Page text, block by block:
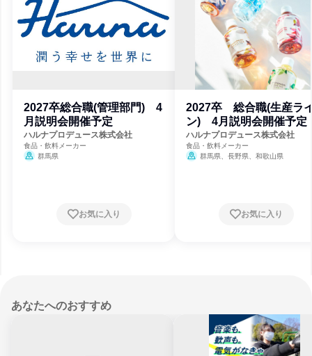
2027卒総合職(管理部門) 4
月説明会開催予定
ハルナプロデュース株式会社
食品・飲料メーカー
群馬県
お気に入り
2027卒 総合職(生産ラ
ン) 4月説明会開催予定
ハルナプロデュース株式会社
食品・飲料メーカー
群馬県、長野県、和歌山県
お気に入り
あなたへのおすすめ